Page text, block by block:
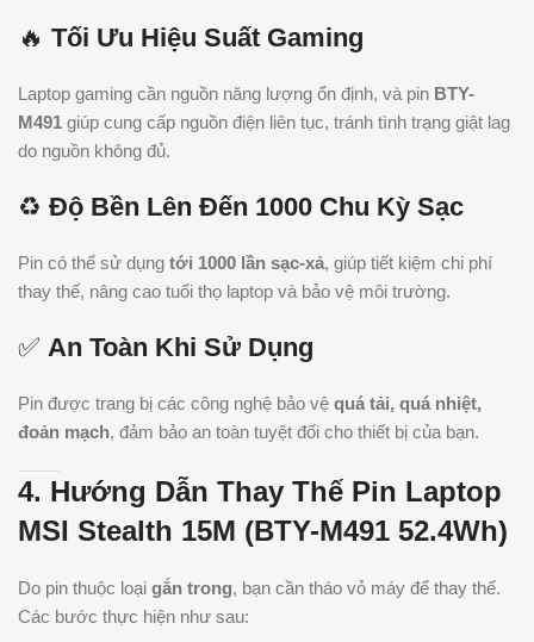
🔥 Tối Ưu Hiệu Suất Gaming
Laptop gaming cần nguồn năng lượng ổn định, và pin BTY-
M491 giúp cung cấp nguồn điện liên tục, tránh tình trạng giật lag
do nguồn không đủ.
♻ Độ Bền Lên Đến 1000 Chu Kỳ Sạc
Pin có thể sử dụng tới 1000 lần sạc-xả, giúp tiết kiệm chi phí
thay thế, nâng cao tuổi thọ laptop và bảo vệ môi trường.
✅ An Toàn Khi Sử Dụng
Pin được trang bị các công nghệ bảo vệ quá tải, quá nhiệt,
đoản mạch, đảm bảo an toàn tuyệt đối cho thiết bị của bạn.
4. Hướng Dẫn Thay Thế Pin Laptop
MSI Stealth 15M (BTY-M491 52.4Wh)
Do pin thuộc loại gắn trong, bạn cần tháo vỏ máy để thay thế.
Các bước thực hiện như sau: